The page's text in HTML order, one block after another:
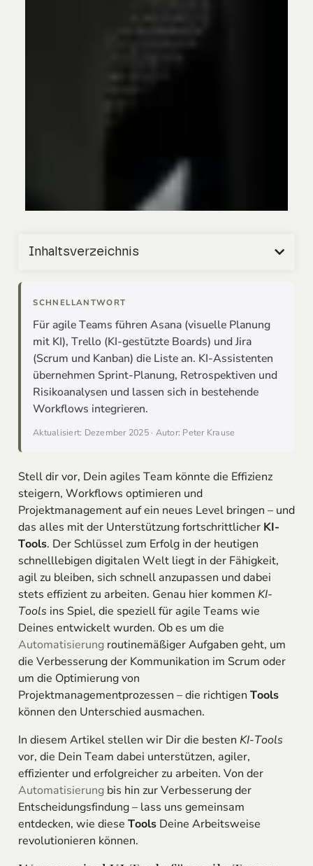
Inhaltsverzeichnis
SCHNELLANTWORT
Für agile Teams führen Asana (visuelle Planung
mit KI), Trello (KI-gestützte Boards) und Jira
(Scrum und Kanban) die Liste an. KI-Assistenten
übernehmen Sprint-Planung, Retrospektiven und
Risikoanalysen und lassen sich in bestehende
Workflows integrieren.
Aktualisiert: Dezember 2025 · Autor: Peter Krause
Stell dir vor, Dein agiles Team könnte die Effizienz
steigern, Workflows optimieren und
Projektmanagement auf ein neues Level bringen – und
das alles mit der Unterstützung fortschrittlicher KI-
Tools. Der Schlüssel zum Erfolg in der heutigen
schnelllebigen digitalen Welt liegt in der Fähigkeit,
agil zu bleiben, sich schnell anzupassen und dabei
stets effizient zu arbeiten. Genau hier kommen KI-
Tools ins Spiel, die speziell für agile Teams wie
Deines entwickelt wurden. Ob es um die
Automatisierungroutinemäßiger Aufgaben geht, um
die Verbesserung der Kommunikation im Scrum oder
um die Optimierung von
Projektmanagementprozessen – die richtigen Tools
können den Unterschied ausmachen.
In diesem Artikel stellen wir Dir die besten KI-Tools
vor, die Dein Team dabei unterstützen, agiler,
effizienter und erfolgreicher zu arbeiten. Von der
Automatisierungbis hin zur Verbesserung der
Entscheidungsfindung – lass uns gemeinsam
entdecken, wie diese ToolsDeine Arbeitsweise
revolutionieren können.